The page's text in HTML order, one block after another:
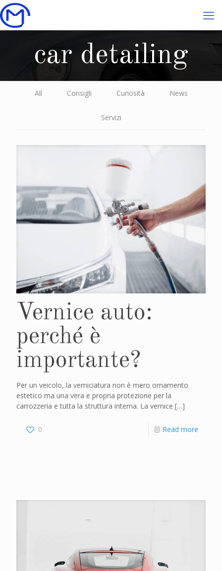
car detailing
All Consigli Curiosità News
Servizi
Vernice auto:
perché è
importante?
Per un veicolo, la verniciatura non è mero ornamento
estetico ma una vera e propria protezione per la
carrozzeria e tutta la struttura interna. La vernice […]
0 Read more